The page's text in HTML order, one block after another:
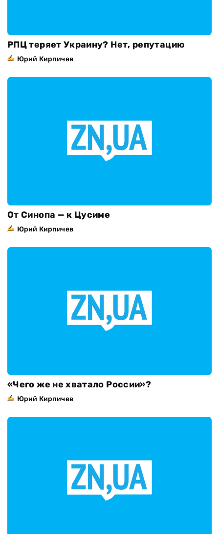
РПЦ теряет Украину? Нет, репутацию
Юрий Кирпичев
От Синопа — к Цусиме
Юрий Кирпичев
«Чего же не хватало России»?
Юрий Кирпичев